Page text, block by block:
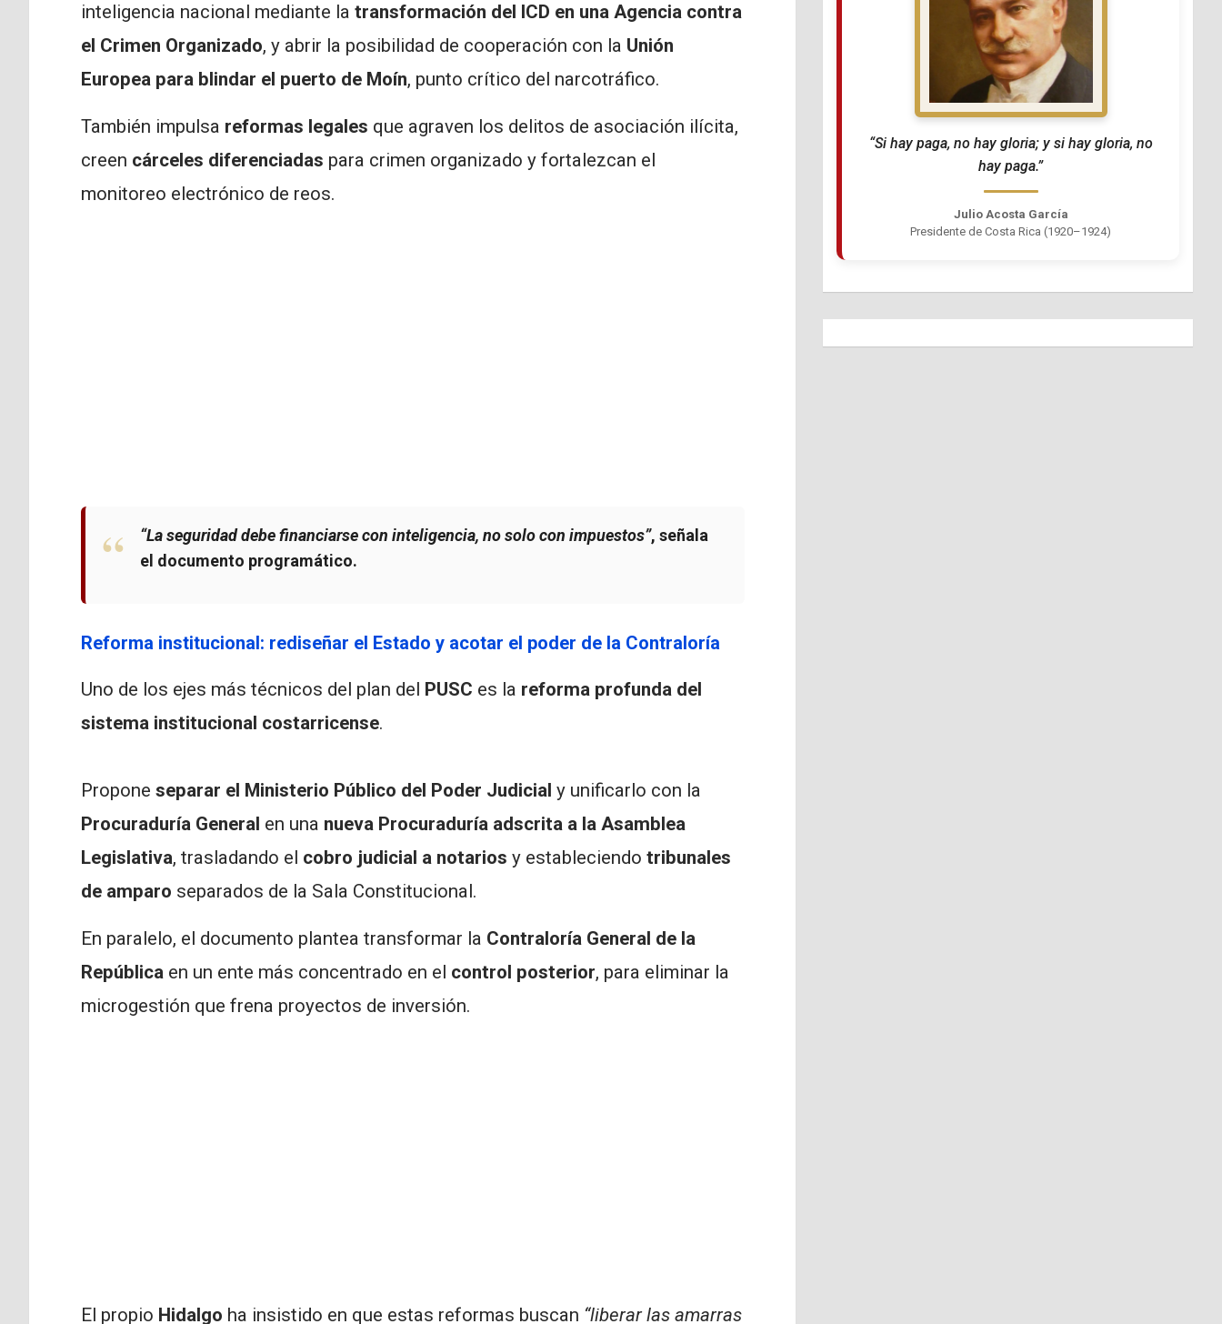
inteligencia nacional mediante la transformación del ICD en una Agencia contra
el Crimen Organizado, y abrir la posibilidad de cooperación con la Unión
Europea para blindar el puerto de Moín, punto crítico del narcotráfico.
También impulsa reformas legales que agraven los delitos de asociación ilícita,
creen cárceles diferenciadas para crimen organizado y fortalezcan el
monitoreo electrónico de reos.
“La seguridad debe financiarse con inteligencia, no solo con impuestos”, señala
el documento programático.
Reforma institucional: rediseñar el Estado y acotar el poder de la Contraloría
Uno de los ejes más técnicos del plan del PUSC es la reforma profunda del
sistema institucional costarricense.
Propone separar el Ministerio Público del Poder Judicial y unificarlo con la
Procuraduría General en una nueva Procuraduría adscrita a la Asamblea
Legislativa, trasladando el cobro judicial a notarios y estableciendo tribunales
de amparo separados de la Sala Constitucional.
En paralelo, el documento plantea transformar la Contraloría General de la
Repúblicaen un ente más concentrado en el control posterior, para eliminar la
microgestión que frena proyectos de inversión.
El propio Hidalgo ha insistido en que estas reformas buscan “liberar las amarras
“Si hay paga, no hay gloria; y si hay gloria, no
hay paga.”
Julio Acosta García
Presidente de Costa Rica (1920–1924)